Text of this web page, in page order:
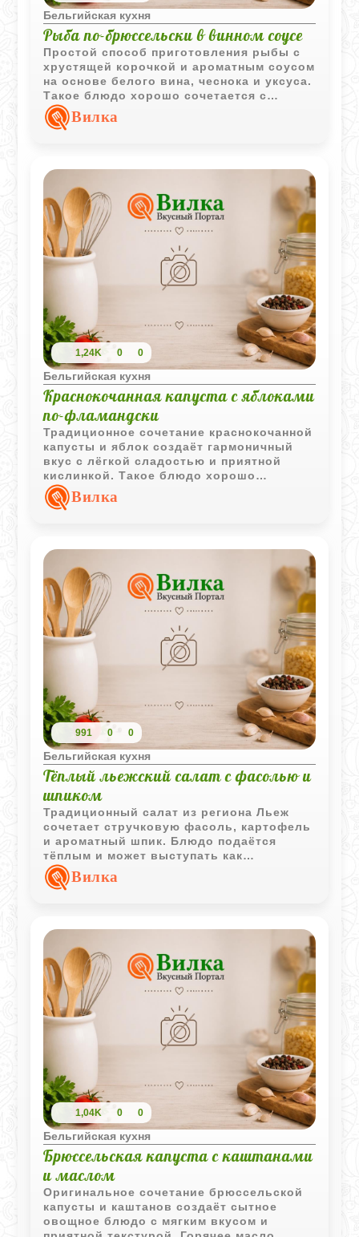
Бельгийская кухня
Рыба по-брюссельски в винном соусе
Простой способ приготовления рыбы с
хрустящей корочкой и ароматным соусом
на основе белого вина, чеснока и уксуса.
Такое блюдо хорошо сочетается с
картофельным гарниром и подходит как
для будничного, так и для праздничного
Вилка
1,24K 0 0
Бельгийская кухня
Краснокочанная капуста с яблоками
по-фламандски
Традиционное сочетание краснокочанной
капусты и яблок создаёт гармоничный
вкус с лёгкой сладостью и приятной
кислинкой. Такое блюдо хорошо
подходит как самостоятельная овощная
закуска или гарнир к мясным блюдам.
Вилка
991 0 0
Бельгийская кухня
Тёплый льежский салат с фасолью и
шпиком
Традиционный салат из региона Льеж
сочетает стручковую фасоль, картофель
и ароматный шпик. Блюдо подаётся
тёплым и может выступать как
самостоятельная закуска или гарнир.
Вилка
1,04K 0 0
Бельгийская кухня
Брюссельская капуста с каштанами
и маслом
Оригинальное сочетание брюссельской
капусты и каштанов создаёт сытное
овощное блюдо с мягким вкусом и